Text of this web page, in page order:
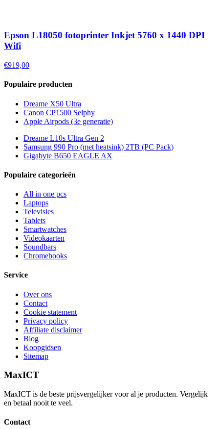
Epson L18050 fotoprinter Inkjet 5760 x 1440 DPI
Wifi
€919,00
Populaire producten
Dreame X50 Ultra
Canon CP1500 Selphy
Apple Airpods (3e generatie)
Dreame L10s Ultra Gen 2
Samsung 990 Pro (met heatsink) 2TB (PC Pack)
Gigabyte B650 EAGLE AX
Populaire categorieën
All in one pcs
Laptops
Televisies
Tablets
Smartwatches
Videokaarten
Soundbars
Chromebooks
Service
Over ons
Contact
Cookie statement
Privacy policy
Affiliate disclaimer
Blog
Koopgidsen
Sitemap
MaxICT
MaxICT is de beste prijsvergelijker voor al je producten. Vergelijk
en betaal nooit te veel.
Contact